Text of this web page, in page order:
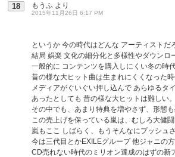
18 もうふ より
2015年11月26日 6:17 PM
というか 今の時代はどんな アーティストだ
結局 娯楽 文化の細分化と多様性やダウンロ
一般的に コンテンツを購入しにくい冬の時
昔の様な大ヒット曲は生まれにくくなった時
メディアがぐいぐい押し込んで あらゆるタ
あったとしても 昔の様な大ヒットは難しい。
その中でも、あまり特典を増やさず、形態
この売上げを保っている嵐は、むしろ大健闘
嵐もここ しばらく、もうそんなにプッシュ
今は三代目とかEXILEグループ 他ジャニの
CD売れない時代のミリオン達成のはずの新